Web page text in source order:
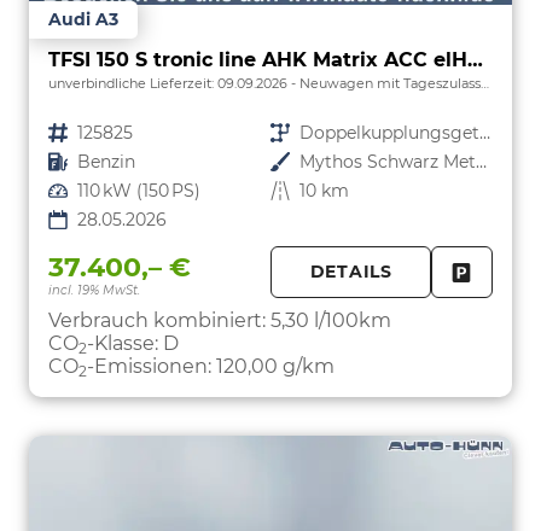
Audi A3
TFSI 150 S tronic line AHK Matrix ACC elHk SpSi 3JG
unverbindliche Lieferzeit: 09.09.2026 Neuwagen mit Tageszulassung
Fahrzeugnr. 125825 Getriebe
Doppelkupplungsgetriebe (DSG)
Kraftstoff Benzin Außenfarbe
Mythos Schwarz Metallic
Leistung 110 kW (150 PS) Kilometerstand 10 km
28.05.2026
37.400,– €
incl. 19% MwSt.
DETAILS
Verbrauch kombiniert: 5,30 l/100km
CO2-Klasse: D
CO2-Emissionen: 120,00 g/km